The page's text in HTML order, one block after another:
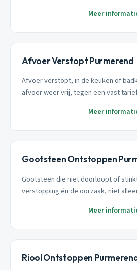
Meer
Afvoer Verstopt Purmerend
Afvoer verstopt, in de keuken of
afvoer weer vrij, tegen een vast
Meer
Gootsteen Ontstoppen
Gootsteen die niet doorloopt of
verstopping én de oorzaak, niet
Meer
Riool Ontstoppen